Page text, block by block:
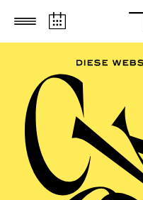
Zum Hauptinhalt springen